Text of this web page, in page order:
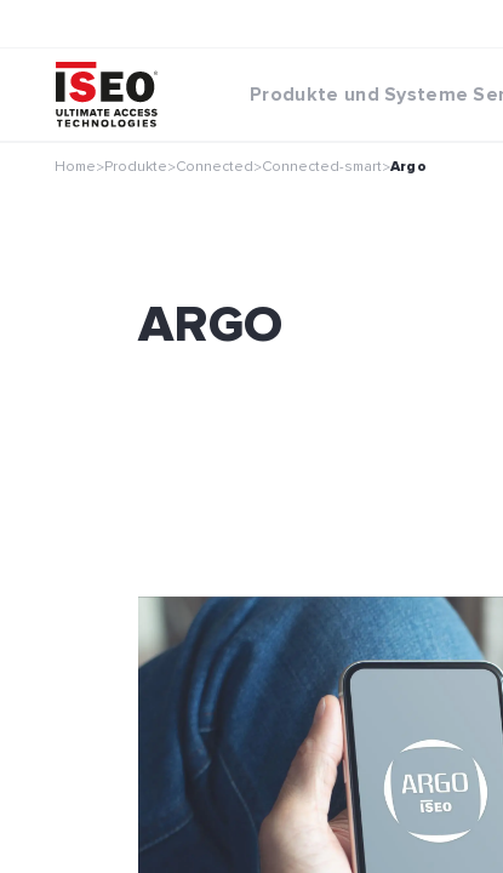
Produkte und Systeme
Home>Produkte>Connected>Connected-smart>Argo
ARGO